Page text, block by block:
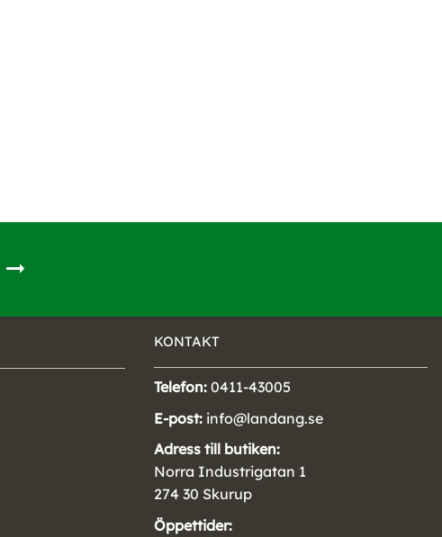
KONTAKT
Telefon: 0411-43005
E-post: info@landang.se
Adress till butiken:
Norra Industrigatan 1
274 30 Skurup
Öppettider: